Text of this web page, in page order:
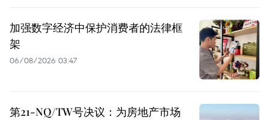
加强数字经济中保护消费者的法律框
架
06/08/2026 03:47
第21-NQ/TW号决议：为房地产市场